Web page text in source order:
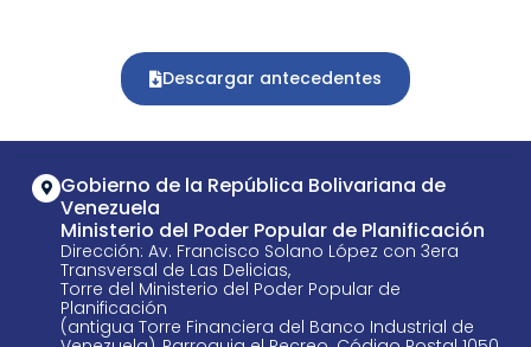
Descargar antecedentes
Gobierno de la República Bolivariana de
Venezuela
Ministerio del Poder Popular de Planificación
Dirección: Av. Francisco Solano López con 3era
Transversal de Las Delicias,
Torre del Ministerio del Poder Popular de
Planificación
(antigua Torre Financiera del Banco Industrial de